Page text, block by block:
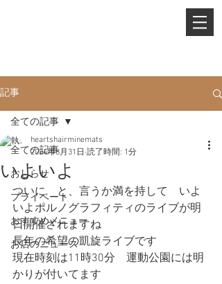
記事
全ての記事
おしらせ
プライベート
おすすめメニュー
お店のニュース
全ての記事
いよいよ
heartshairminemats
2024年8月31日 読了時間: 1分
ついに　と、言うか満を持して　いよ
いよポルノグラフィティのライブが明
日開催されますね
長年の希望の凱旋ライブです
現在時刻は11時30分　運動公園には明
かりが付いてます